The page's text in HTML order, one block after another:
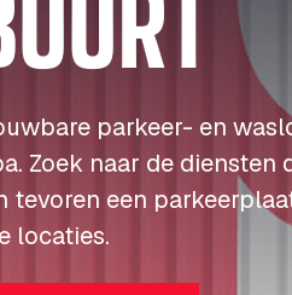
parkeer- en
Zoek naar de diensten
tevoren een
locaties.